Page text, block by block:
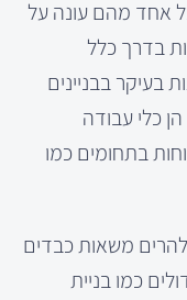
אחד מהם עונה על
בדרך כלל
בעיקר בבניינים
כלי עבודה
בתחומים כמו
משאות כבדים
כמו בניית